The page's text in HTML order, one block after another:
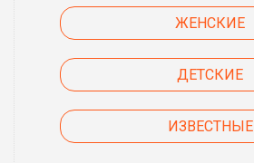
ЖЕНСКИЕ
ДЕТСКИЕ
ИЗВЕСТНЫЕ